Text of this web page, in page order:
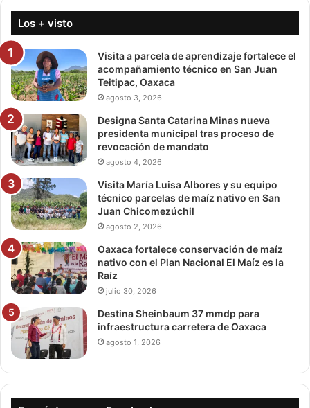
Los + visto
Visita a parcela de aprendizaje fortalece el
acompañamiento técnico en San Juan
Teitipac, Oaxaca
agosto 3, 2026
Designa Santa Catarina Minas nueva
presidenta municipal tras proceso de
revocación de mandato
agosto 4, 2026
Visita María Luisa Albores y su equipo
técnico parcelas de maíz nativo en San
Juan Chicomezúchil
agosto 2, 2026
Oaxaca fortalece conservación de maíz
nativo con el Plan Nacional El Maíz es la
Raíz
julio 30, 2026
Destina Sheinbaum 37 mmdp para
infraestructura carretera de Oaxaca
agosto 1, 2026